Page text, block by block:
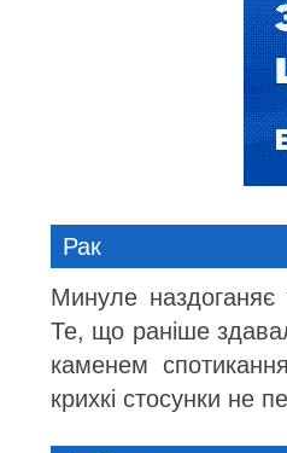
Рак
Минуле наздоганяє
Те, що раніше
каменем
крихкі стосунки не